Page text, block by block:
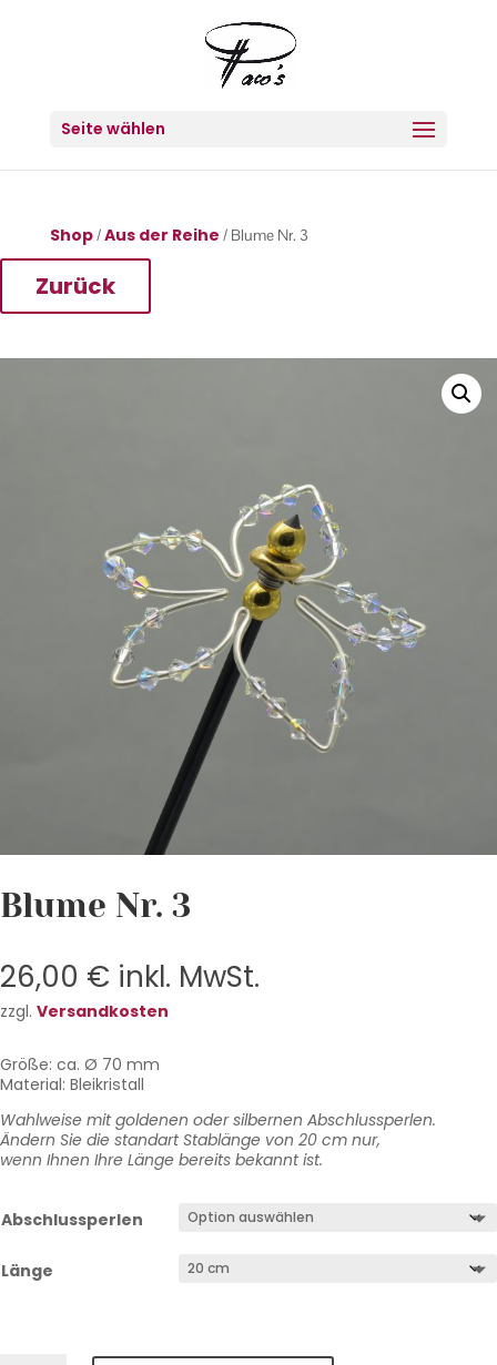
Seite wählen
Shop/Aus der Reihe / Blume Nr. 3
Zurück
Blume Nr. 3
26,00 € inkl. MwSt.
zzgl. Versandkosten
Größe: ca. Ø 70 mm
Material: Bleikristall
Wahlweise mit goldenen oder silbernen Abschlussperlen.
Ändern Sie die standart Stablänge von 20 cm nur,
wenn Ihnen Ihre Länge bereits bekannt ist.
Abschlussperlen
Länge